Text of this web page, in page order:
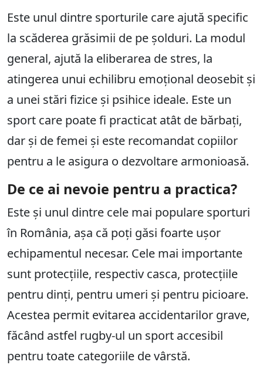
Este unul dintre sporturile care ajută specific
la scăderea grăsimii de pe șolduri. La modul
general, ajută la eliberarea de stres, la
atingerea unui echilibru emoțional deosebit și
a unei stări fizice și psihice ideale. Este un
sport care poate fi practicat atât de bărbați,
dar și de femei și este recomandat copiilor
pentru a le asigura o dezvoltare armonioasă.
De ce ai nevoie pentru a practica?
Este și unul dintre cele mai populare sporturi
în România, așa că poți găsi foarte ușor
echipamentul necesar. Cele mai importante
sunt protecțiile, respectiv casca, protecțiile
pentru dinți, pentru umeri și pentru picioare.
Acestea permit evitarea accidentarilor grave,
făcând astfel rugby-ul un sport accesibil
pentru toate categoriile de vârstă.